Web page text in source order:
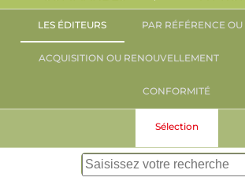
LES ÉDITEURS PAR RÉFÉRENCE
ACQUISITION OU RENOUVELLEMENT
CONFORMITÉ
Sélection